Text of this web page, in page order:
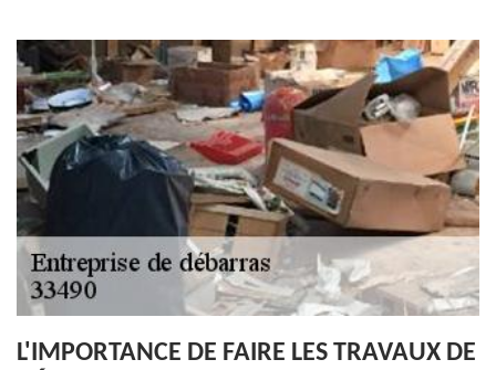
L'IMPORTANCE DE FAIRE LES TRAVAUX DE